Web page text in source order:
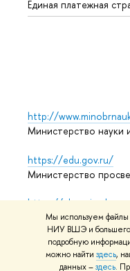
Мы используем файлы
НИУ ВШЭ и большего
подробную
можно найти здесь,
данных –здесь.
Единая платежная
http://
Министерство науки
https://edu.gov.ru/
Министерство
https://
Массовые открытые
© НИУ ВШЭ 1993–2026